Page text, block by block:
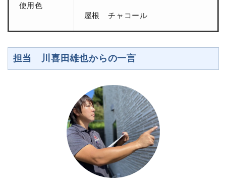
使用色
屋根 チャコール
担当 川喜田雄也からの一言